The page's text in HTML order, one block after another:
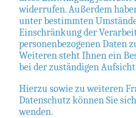
widerrufen. Außerdem
unter bestimmten
Einschränkung der
personenbezogenen Daten
Weiteren steht Ihnen ein
bei der zuständigen
Hierzu sowie zu weiteren
Datenschutz können Sie
wenden.